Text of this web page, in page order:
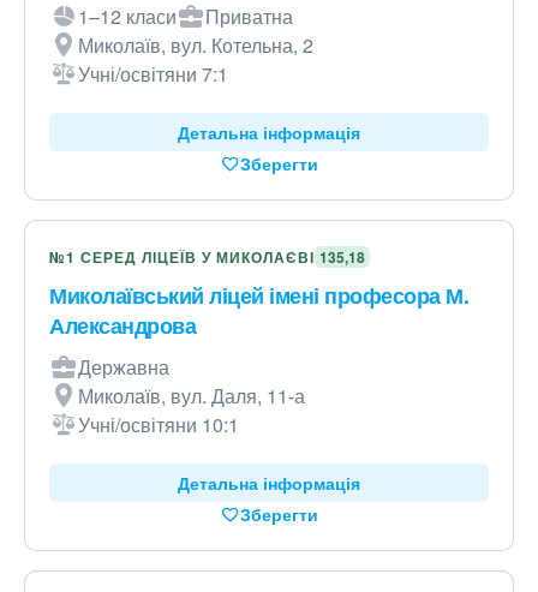
1–12 класи
Приватна
Миколаїв, вул. Котельна, 2
Учні/освітяни 7:1
Детальна інформація
Зберегти
№1 СЕРЕД ЛІЦЕЇВ У МИКОЛАЄВІ 135,18
Миколаївський ліцей імені професора М.
Александрова
Державна
Миколаїв, вул. Даля, 11-а
Учні/освітяни 10:1
Детальна інформація
Зберегти